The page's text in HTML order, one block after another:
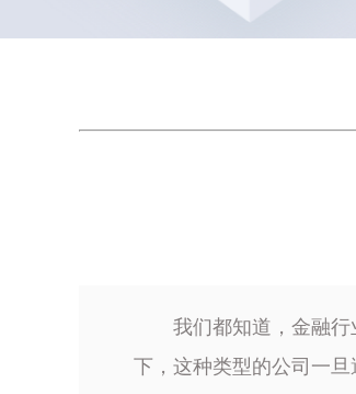
我们都知道，金融
下，这种类型的公司一